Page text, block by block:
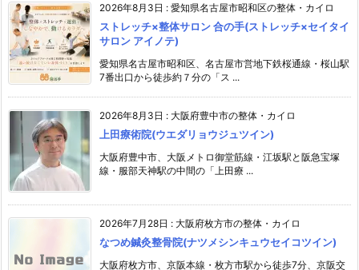
2026年8月3日 : 愛知県名古屋市昭和区の整体・カイロ
ストレッチ×整体サロン 合の手(ストレッチ×セイタイ
サロン アイノテ)
愛知県名古屋市昭和区、名古屋市営地下鉄桜通線・桜山駅
7番出口から徒歩約７分の「ス ...
2026年8月3日 : 大阪府豊中市の整体・カイロ
上田療術院(ウエダリョウジュツイン)
大阪府豊中市、大阪メトロ御堂筋線・江坂駅と阪急宝塚
線・服部天神駅の中間の「上田療 ...
2026年7月28日 : 大阪府枚方市の整体・カイロ
なつめ鍼灸整骨院(ナツメシンキュウセイコツイン)
大阪府枚方市、京阪本線・枚方市駅から徒歩7分、京阪交